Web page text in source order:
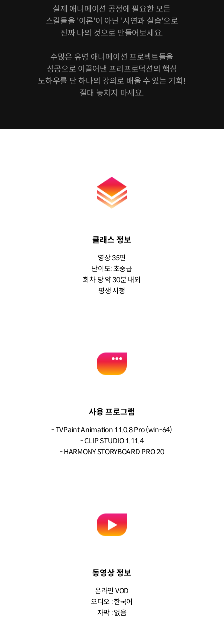
실제 애니메이션 공정에 필요한 모든
스킬들을 '이론'이 아닌 '시연과 실습'으로
진짜 나의 것으로 만들어보세요.
수많은 유명 애니메이션 프로젝트들을
성공으로 이끌어낸 프리프로덕션의 핵심
노하우를 단 하나의 강의로 배울 수 있는 기회!
절대 놓치지 마세요.
클래스 정보
영상 35편
난이도: 초중급
회차 당 약 30분 내외
평생 시청
사용 프로그램
- TVPaint Animation 11.0.8 Pro (win-64)
- CLIP STUDIO 1.11.4
- HARMONY STORYBOARD PRO 20
동영상 정보
온라인 VOD
오디오 : 한국어
자막 : 없음